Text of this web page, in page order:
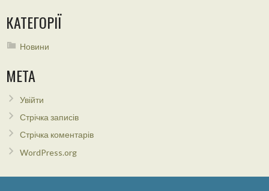
КАТЕГОРІЇ
Новини
МЕТА
Увійти
Стрічка записів
Стрічка коментарів
WordPress.org